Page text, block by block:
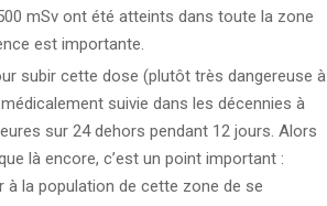
mSv ont été atteints dans toute la zone
est importante.
subir cette dose (plutôt très dangereuse à
suivie dans les décennies à
sur 24 dehors pendant 12 jours. Alors
là encore, c’est un point important :
à la population de cette zone de se